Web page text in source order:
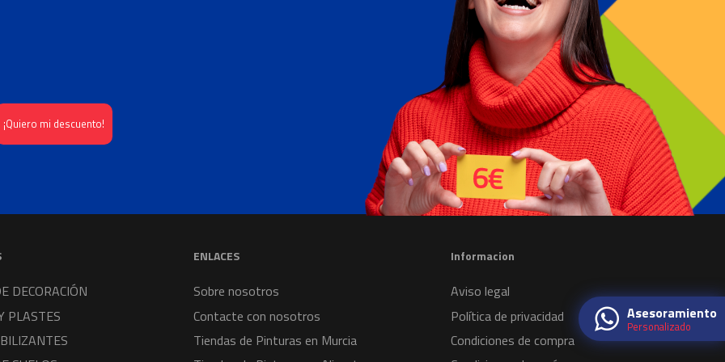
DECORACIÓN
PLASTES
ENLACES
Sobre nosotros
Contacte con nosotros
Tiendas de Pinturas en Murcia
Informacion
Aviso legal
Política de privacidad
Condiciones de compra
Asesoramiento
Personalizado